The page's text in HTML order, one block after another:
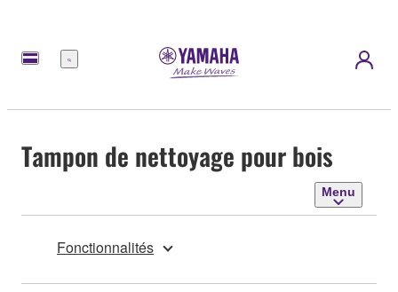
Menu
Tampon de nettoyage pour bois
Menu
Fonctionnalités